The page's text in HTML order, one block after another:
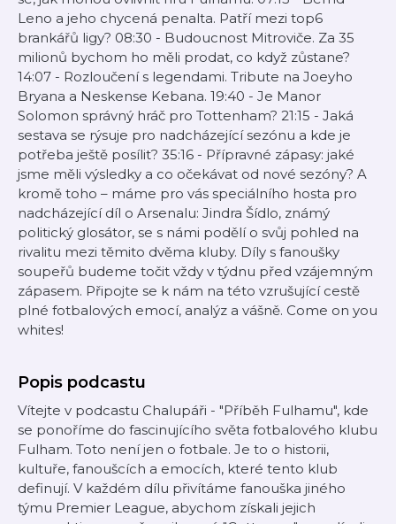
Leno a jeho chycená penalta. Patří mezi top6
brankářů ligy? 08:30 - Budoucnost Mitroviče. Za 35
milionů bychom ho měli prodat, co když zůstane?
14:07 - Rozloučení s legendami. Tribute na Joeyho
Bryana a Neskense Kebana. 19:40 - Je Manor
Solomon správný hráč pro Tottenham? 21:15 - Jaká
sestava se rýsuje pro nadcházející sezónu a kde je
potřeba ještě posílit? 35:16 - Přípravné zápasy: jaké
jsme měli výsledky a co očekávat od nové sezóny? A
kromě toho – máme pro vás speciálního hosta pro
nadcházející díl o Arsenalu: Jindra Šídlo, známý
politický glosátor, se s námi podělí o svůj pohled na
rivalitu mezi těmito dvěma kluby. Díly s fanoušky
soupeřů budeme točit vždy v týdnu před vzájemným
zápasem. Připojte se k nám na této vzrušující cestě
plné fotbalových emocí, analýz a vášně. Come on you
whites!
Popis podcastu
Vítejte v podcastu Chalupáři - "Příběh Fulhamu", kde
se ponoříme do fascinujícího světa fotbalového klubu
Fulham. Toto není jen o fotbale. Je to o historii,
kultuře, fanoušcích a emocích, které tento klub
definují. V každém dílu přivítáme fanouška jiného
týmu Premier League, abychom získali jejich